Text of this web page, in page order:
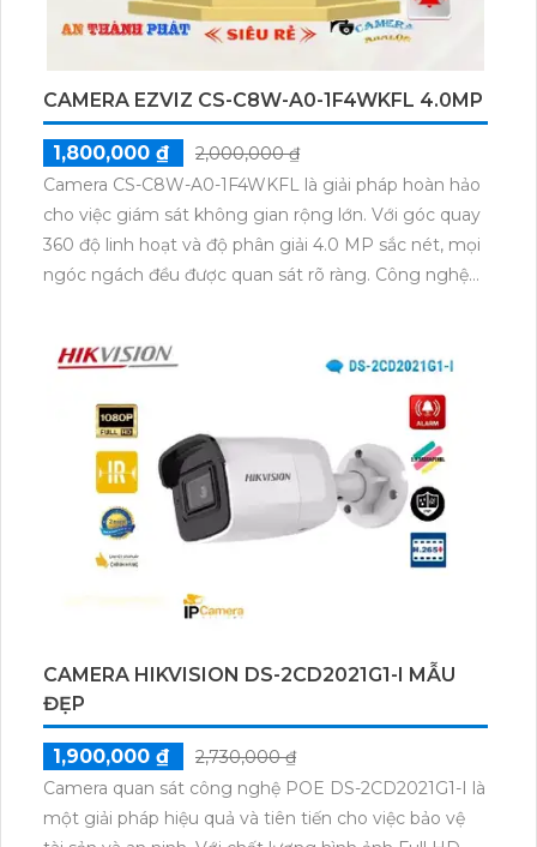
CAMERA EZVIZ CS-C8W-A0-1F4WKFL 4.0MP
1,800,000 ₫
2,000,000 ₫
Camera CS-C8W-A0-1F4WKFL là giải pháp hoàn hảo
cho việc giám sát không gian rộng lớn. Với góc quay
360 độ linh hoạt và độ phân giải 4.0 MP sắc nét, mọi
ngóc ngách đều được quan sát rõ ràng. Công nghệ
CAMERA HIKVISION DS-2CD2021G1-I MẪU
ĐẸP
1,900,000 ₫
2,730,000 ₫
Camera quan sát công nghệ POE DS-2CD2021G1-I là
một giải pháp hiệu quả và tiên tiến cho việc bảo vệ